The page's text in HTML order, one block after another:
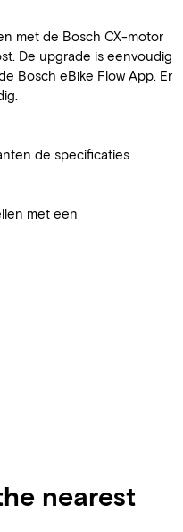
met de Bosch CX-motor
De upgrade is eenvoudig
Bosch eBike Flow App. Er
de specificaties
met een
nearest